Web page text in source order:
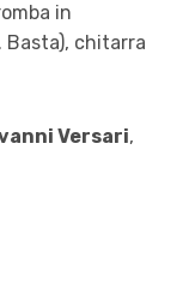
in
Basta), chitarra
Versari,